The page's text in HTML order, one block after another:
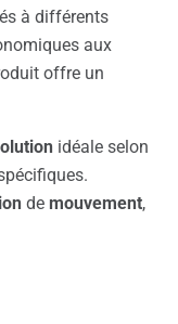
à différents
aux
offre un
idéale selon
de mouvement,